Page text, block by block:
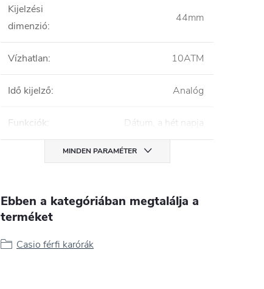
Kijelzési
dimenzió:
44mm
Vízhatlan: 10ATM
Idő kijelző: Analóg
Funkciók: Dátum, a hét napja
MINDEN PARAMÉTER
Ebben a kategóriában megtalálja a
terméket
Casio férfi karórák